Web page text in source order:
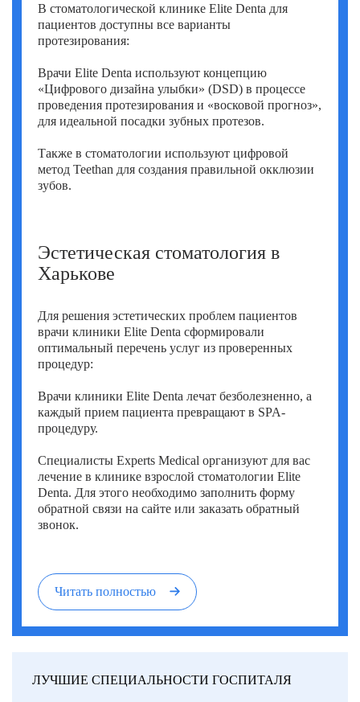
В стоматологической клинике Elite Denta для
пациентов доступны все варианты
протезирования:
Врачи Elite Denta используют концепцию
«Цифрового дизайна улыбки» (DSD) в процессе
проведения протезирования и «восковой прогноз»,
для идеальной посадки зубных протезов.
Также в стоматологии используют цифровой
метод Teethan для создания правильной окклюзии
зубов.
Эстетическая стоматология в
Харькове
Для решения эстетических проблем пациентов
врачи клиники Elite Denta сформировали
оптимальный перечень услуг из проверенных
процедур:
Врачи клиники Elite Denta лечат безболезненно, а
каждый прием пациента превращают в SPA-
процедуру.
Специалисты Experts Medical организуют для вас
лечение в клинике взрослой стоматологии Elite
Denta. Для этого необходимо заполнить форму
обратной связи на сайте или заказать обратный
звонок.
Читать полностью
ЛУЧШИЕ СПЕЦИАЛЬНОСТИ ГОСПИТАЛЯ